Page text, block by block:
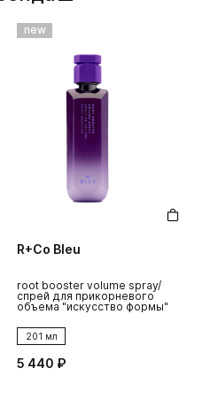
new
R+Co Bleu
root booster volume spray/
спрей для прикорневого
объема "искусство формы"
201 мл
5 440 ₽